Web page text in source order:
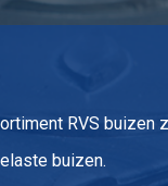
RVS buizen
buizen.